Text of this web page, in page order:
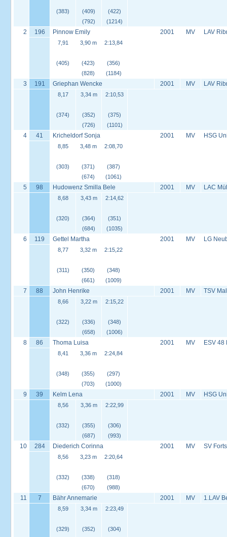
(383)
(409)
(792)
(422)
(1214)
2 196 Pinnow Emily 2001 MV LAV
7,91
(405)
3,90 m
(423)
(828)
2:13,84
(356)
(1184)
3 191 Griephan Wencke 2001 MV LAV
8,17
(374)
3,34 m
(352)
(726)
2:10,53
(375)
(1101)
4 41 Kricheldorf Sonja 2001 MV HSG
8,85
(303)
3,48 m
(371)
(674)
2:08,70
(387)
(1061)
5 98 Hudowenz Smilla Bele 2001 MV LAC
8,68
(320)
3,43 m
(364)
(684)
2:14,62
(351)
(1035)
6 119 Gettel Martha 2001 MV LG
8,77
(311)
3,32 m
(350)
(661)
2:15,22
(348)
(1009)
7 88 John Henrike 2001 MV TSV
8,66
(322)
3,22 m
(336)
(658)
2:15,22
(348)
(1006)
8 86 Thoma Luisa 2001 MV ESV 48
8,41
(348)
3,36 m
(355)
(703)
2:24,84
(297)
(1000)
9 39 Kelm Lena 2001 MV HSG
8,56
(332)
3,36 m
(355)
(687)
2:22,99
(306)
(993)
10 284 Diederich Corinna 2001 MV SV
8,56
(332)
3,23 m
(338)
(670)
2:20,64
(318)
(988)
11 7 Bähr Annemarie 2001 MV 1.LAV
8,59
(329)
3,34 m
(352)
2:23,49
(304)